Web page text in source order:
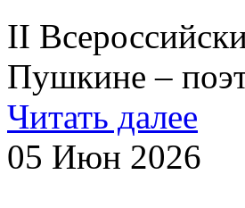
II
Пушкине –
Читать далее
05 Июн 2026